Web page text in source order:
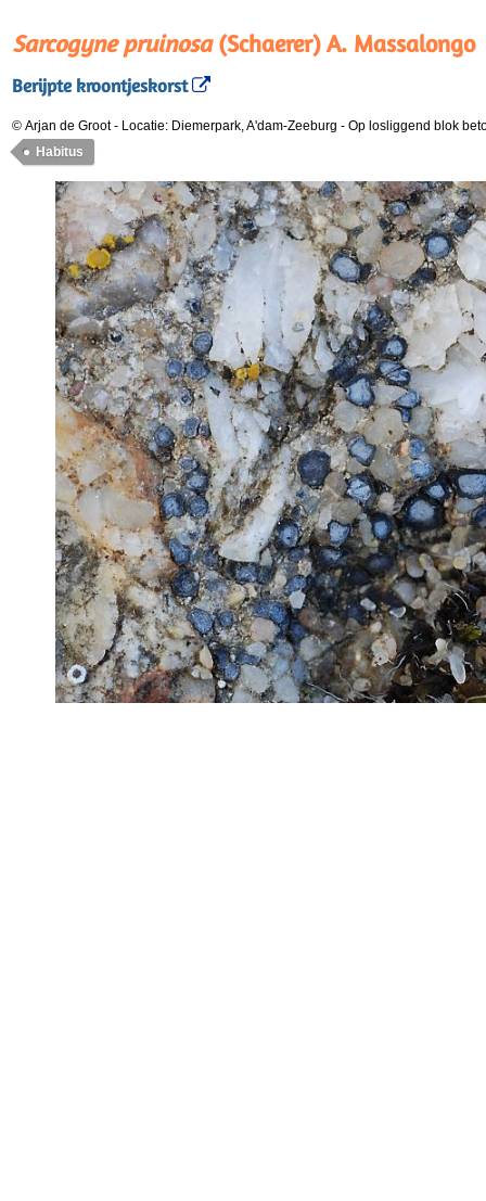
Sarcogyne pruinosa(Schaerer) A. Massalongo
Berijpte kroontjeskorst
© Arjan de Groot- Locatie: Diemerpark, A'dam-Zeeburg - Op losliggend blok
Habitus